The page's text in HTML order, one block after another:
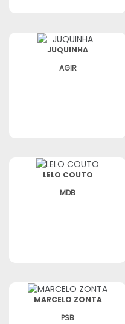
JUQUINHA
AGIR
LELO COUTO
MDB
MARCELO ZONTA
PSB